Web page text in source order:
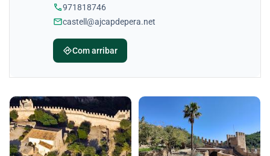
phone971818746
mailcastell@ajcapdepera.net
directionsCom arribar
Galeria d'imatges